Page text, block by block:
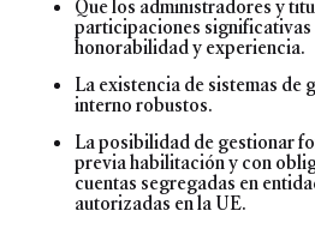
Que los administradores y
participaciones
honorabilidad y experiencia.
La existencia de sistemas de
interno robustos.
La posibilidad de gestionar
previa habilitación y con
cuentas segregadas en
autorizadas en la UE.